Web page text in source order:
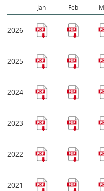
Jan Feb
2026
2025
2024
2023
2022
2021